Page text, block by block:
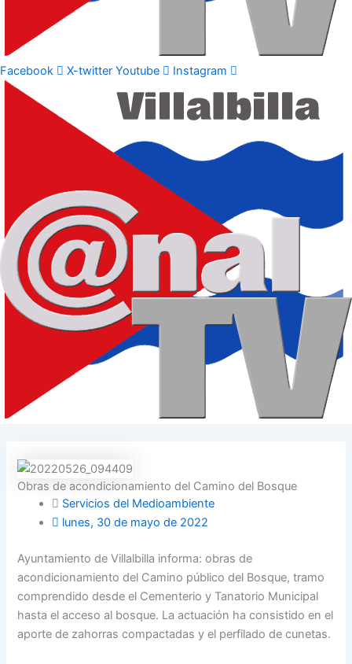
Facebook X-twitter Youtube Instagram
Obras de acondicionamiento del Camino del Bosque
Servicios del Medioambiente
lunes, 30 de mayo de 2022
Ayuntamiento de Villalbilla informa: obras de
acondicionamiento del Camino público del Bosque, tramo
comprendido desde el Cementerio y Tanatorio Municipal
hasta el acceso al bosque. La actuación ha consistido en el
aporte de zahorras compactadas y el perfilado de cunetas.